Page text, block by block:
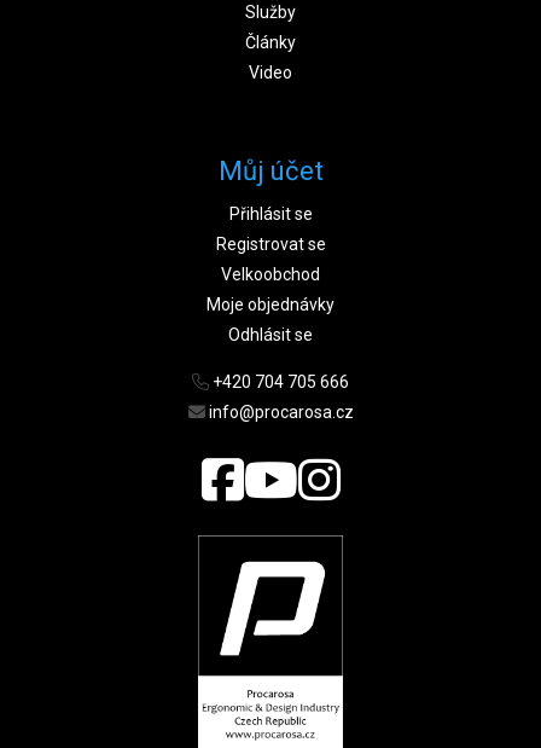
Služby
Články
Video
Můj účet
Přihlásit se
Registrovat se
Velkoobchod
Moje objednávky
Odhlásit se
+420 704 705 666
info@procarosa.cz